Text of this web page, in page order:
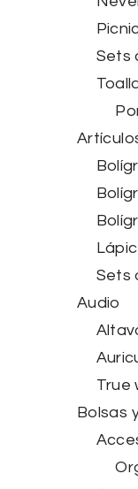
Sets
Sets
Audio
True
Bolsas